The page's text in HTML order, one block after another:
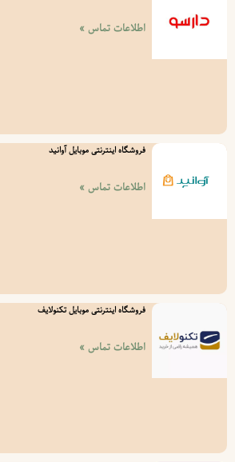
اطلاعات تماس »
فروشگاه اینترنتی موبایل آوانید
اطلاعات تماس »
فروشگاه اینترنتی موبایل تکنولایف
اطلاعات تماس »